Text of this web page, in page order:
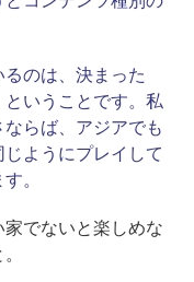
のは、決まった
ということです。私
らば、アジアでも
ようにプレイして
。
でないと楽しめな